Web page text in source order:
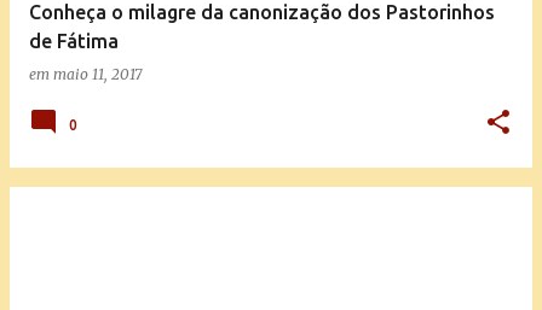
Conheça o milagre da canonização dos Pastorinhos
de Fátima
em maio 11, 2017
0